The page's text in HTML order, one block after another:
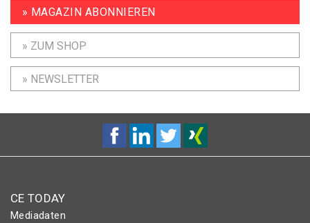
» MAGAZIN ABONNIEREN
» ZUM SHOP
» NEWSLETTER
CE TODAY
Mediadaten